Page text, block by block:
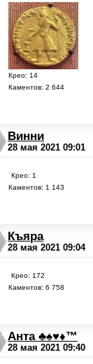
Крео: 14
Каментов: 2 644
Винни
28 мая 2021 09:01
Крео: 1
Каментов: 1 143
Къяра
28 мая 2021 09:04
Крео: 172
Каментов: 6 758
Анта ♣♠♥♦™
28 мая 2021 09:40